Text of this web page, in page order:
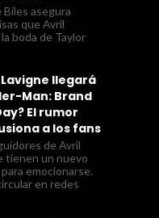
Biles asegura
que Avril
boda de Taylor
llegará
Man: Brand
El rumor
a los fans
de Avril
tienen un nuevo
emocionarse.
en redes